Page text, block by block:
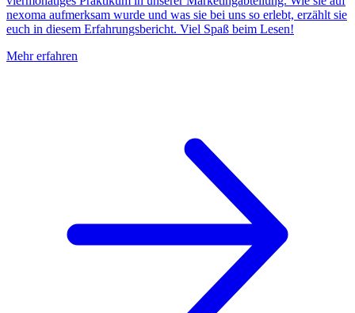
nexoma aufmerksam wurde und was sie bei uns so erlebt, erzählt sie
euch in diesem Erfahrungsbericht. Viel Spaß beim Lesen!
Mehr erfahren